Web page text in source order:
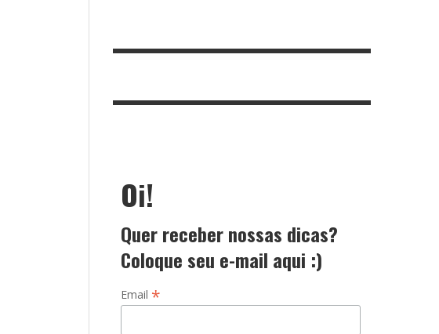
Oi!
Quer receber nossas dicas?
Coloque seu e-mail aqui :)
Email *